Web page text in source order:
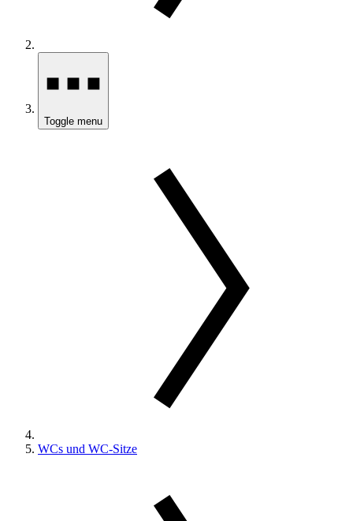
Toggle menu
WCs und WC-Sitze